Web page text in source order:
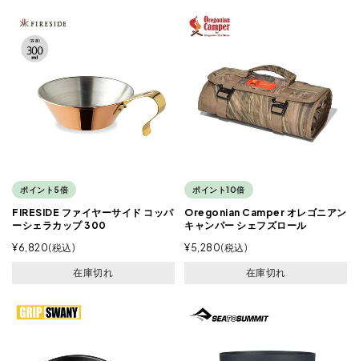
ポイント5倍
FIRESIDE ファイヤーサイド コッパ
ーシェラカップ 300
¥6,820 税込
在庫切れ
ポイント10倍
Oregonian Camper オレゴニアン
キャンパー シェフズロール
¥5,280 税込
在庫切れ